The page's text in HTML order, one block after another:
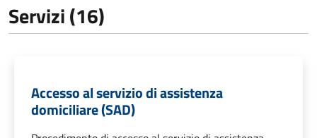
Servizi (16)
Accesso al servizio di assistenza
domiciliare (SAD)